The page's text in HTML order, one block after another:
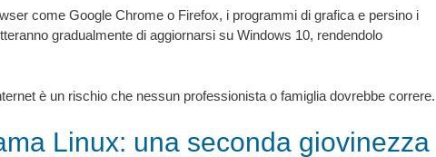
come Google Chrome o Firefox, i programmi di grafica e persino i
gradualmente di aggiornarsi su Windows 10, rendendolo
è un rischio che nessun professionista o famiglia dovrebbe correre.
Linux: una seconda giovinezza